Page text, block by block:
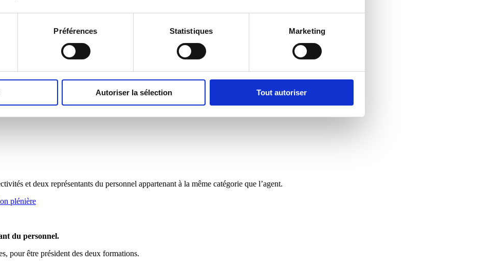
Préférences Statistiques Marketing
Autoriser la sélection Tout autoriser
par le Préfet parmi la liste des médecins agrées.
et deux représentants du personnel appartenant à la même catégorie que l’agent.
plénière
du personnel.
pour être président des deux formations.